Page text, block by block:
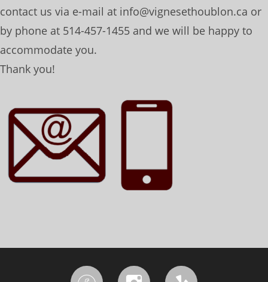
contact us via e-mail at info@vignesethoublon.ca or
by phone at 514-457-1455 and we will be happy to
accommodate you.
Thank you!